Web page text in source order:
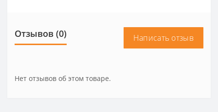
Отзывов (0) Написать отзыв
Нет отзывов об этом товаре.